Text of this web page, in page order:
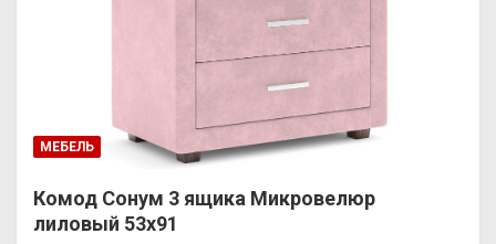
МЕБЕЛЬ
Комод Сонум 3 ящика Микровелюр
лиловый 53х91